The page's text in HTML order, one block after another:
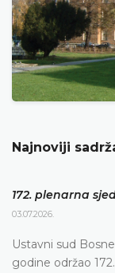
Najnoviji
172. plenarna
03.07.2026.
Ustavni sud
godine održao